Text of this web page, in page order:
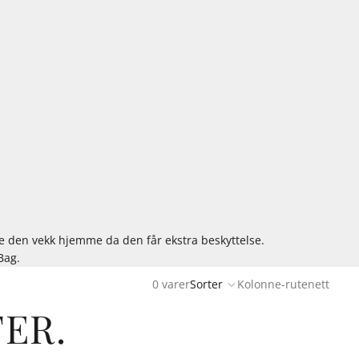
vekk hjemme da den får ekstra beskyttelse.
0 varerSorter Kolonne-rutenett